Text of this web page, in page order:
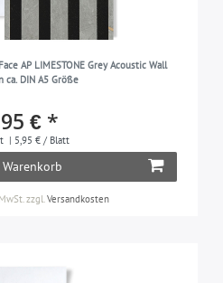
AP LIMESTONE Grey Acoustic Wall
ca. DIN A5 Größe
€ *
| 5,95 € / Blatt
zzgl. Versandkosten